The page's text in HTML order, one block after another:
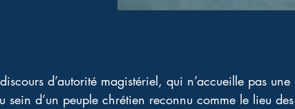
d’autorité magistériel, qui n’accueille pas une
d’un peuple chrétien reconnu comme le lieu des